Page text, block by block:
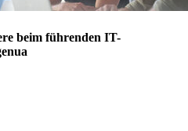
beim führenden IT-